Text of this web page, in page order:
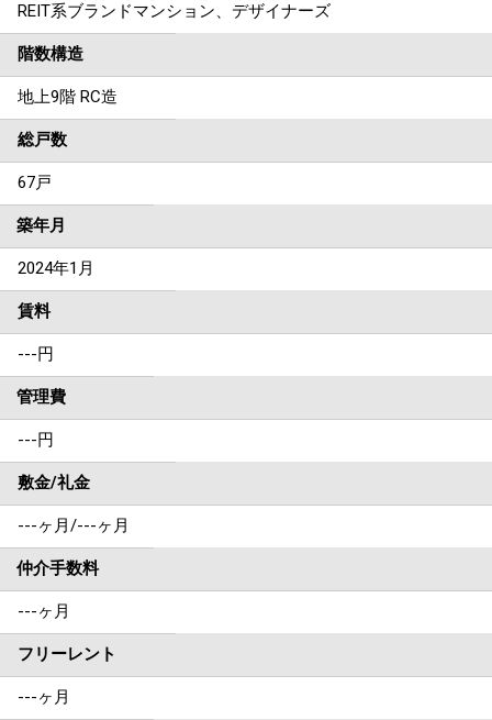
REIT系ブランドマンション、デザイナーズ
階数構造
地上9階 RC造
総戸数
67戸
築年月
2024年1月
賃料
---円
管理費
---円
敷金/礼金
---ヶ月/---ヶ月
仲介手数料
---ヶ月
フリーレント
---ヶ月